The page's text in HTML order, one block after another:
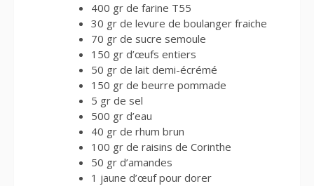
400 gr de farine T55
30 gr de levure de boulanger fraiche
70 gr de sucre semoule
150 gr d’œufs entiers
50 gr de lait demi-écrémé
150 gr de beurre pommade
5 gr de sel
500 gr d’eau
40 gr de rhum brun
100 gr de raisins de Corinthe
50 gr d’amandes
1 jaune d’œuf pour dorer